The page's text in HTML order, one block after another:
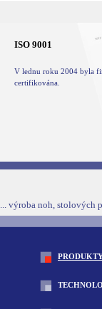
ISO 9001
V lednu roku 2004 byla
certifikována.
... výroba noh, stolových